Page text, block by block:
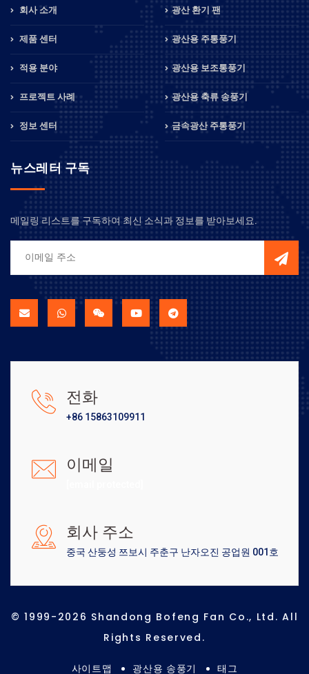
회사 소개
제품 센터
적용 분야
프로젝트 사례
정보 센터
광산 환기 팬
광산용 주통풍기
광산용 보조통풍기
광산용 축류 송풍기
금속광산 주통풍기
뉴스레터 구독
메일링 리스트를 구독하여 최신 소식과 정보를 받아보세요.
전화
+86 15863109911
이메일
회사 주소
중국 산둥성 쯔보시 주춘구 난자오진 공업원 001호
© 1999-2026 Shandong Bofeng Fan Co., Ltd. All
Rights Reserved.
사이트맵 광산용 송풍기 태그